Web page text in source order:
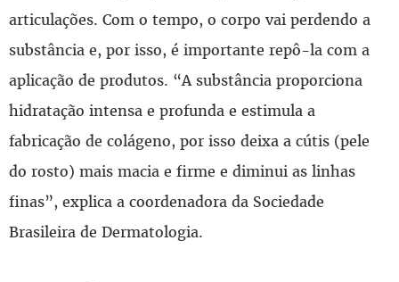
articulações. Com o tempo, o corpo vai perdendo a
substância e, por isso, é importante repô-la com a
aplicação de produtos. “A substância proporciona
hidratação intensa e profunda e estimula a
fabricação de colágeno, por isso deixa a cútis (pele
do rosto) mais macia e firme e diminui as linhas
finas”, explica a coordenadora da Sociedade
Brasileira de Dermatologia.